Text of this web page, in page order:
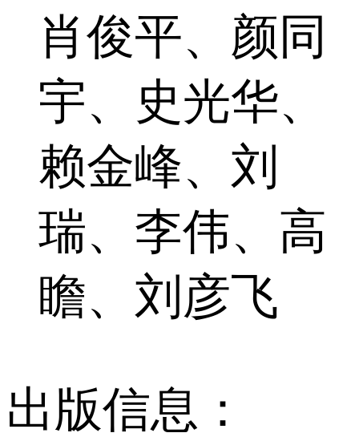
肖俊平、颜同
宇、史光华、
赖金峰、刘
瑞、李伟、高
瞻、刘彦飞
出版信息：